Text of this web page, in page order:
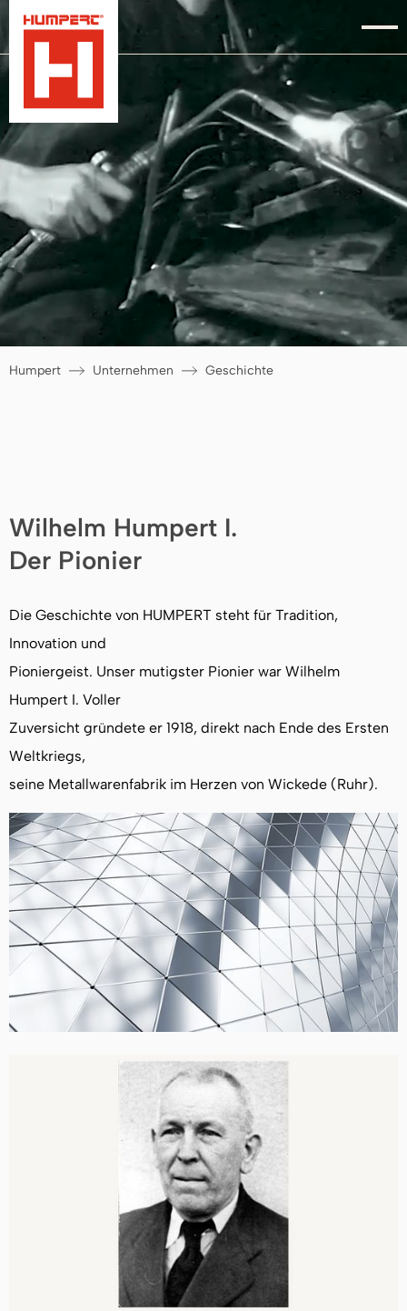
Humpert Unternehmen Geschichte
Wilhelm Humpert I.
Der Pionier
Die Geschichte von HUMPERT steht für Tradition,
Innovation und
Pioniergeist. Unser mutigster Pionier war Wilhelm
Humpert I. Voller
Zuversicht gründete er 1918, direkt nach Ende des Ersten
Weltkriegs,
seine Metallwarenfabrik im Herzen von Wickede (Ruhr).